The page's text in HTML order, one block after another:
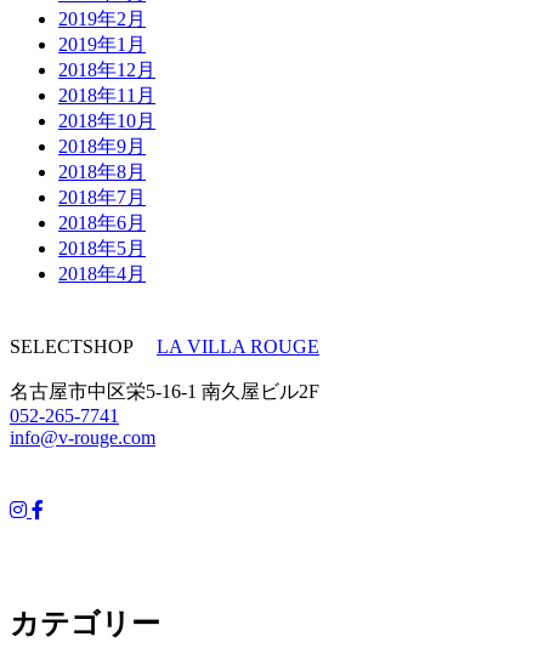
2019年2月
2019年1月
2018年12月
2018年11月
2018年10月
2018年9月
2018年8月
2018年7月
2018年6月
2018年5月
2018年4月
SELECTSHOP LA VILLA ROUGE
名古屋市中区栄5-16-1 南久屋ビル2F
052-265-7741
info@v-rouge.com
カテゴリー